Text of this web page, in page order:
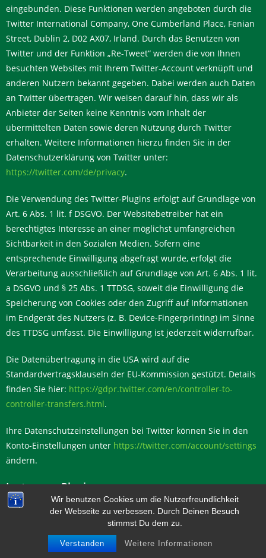
Wir benutzen Cookies um die Nutzerfreundlichkeit
der Webseite zu verbessen. Durch Deinen Besuch
stimmst Du dem zu.
Verstanden Weitere Informationen
eingebunden. Diese Funktionen werden angeboten durch die
Twitter International Company, One Cumberland Place, Fenian
Street, Dublin 2, D02 AX07, Irland. Durch das Benutzen von
Twitter und der Funktion „Re-Tweet“ werden die von Ihnen
besuchten Websites mit Ihrem Twitter-Account verknüpft und
anderen Nutzern bekannt gegeben. Dabei werden auch Daten
an Twitter übertragen. Wir weisen darauf hin, dass wir als
Anbieter der Seiten keine Kenntnis vom Inhalt der
übermittelten Daten sowie deren Nutzung durch Twitter
erhalten. Weitere Informationen hierzu finden Sie in der
Datenschutzerklärung von Twitter unter:
https://twitter.com/de/privacy.
Die Verwendung des Twitter-Plugins erfolgt auf Grundlage von
Art. 6 Abs. 1 lit. f DSGVO. Der Websitebetreiber hat ein
berechtigtes Interesse an einer möglichst umfangreichen
Sichtbarkeit in den Sozialen Medien. Sofern eine
entsprechende Einwilligung abgefragt wurde, erfolgt die
Verarbeitung ausschließlich auf Grundlage von Art. 6 Abs. 1 lit.
a DSGVO und § 25 Abs. 1 TTDSG, soweit die Einwilligung die
Speicherung von Cookies oder den Zugriff auf Informationen
im Endgerät des Nutzers (z. B. Device-Fingerprinting) im Sinne
des TTDSG umfasst. Die Einwilligung ist jederzeit widerrufbar.
Die Datenübertragung in die USA wird auf die
Standardvertragsklauseln der EU-Kommission gestützt. Details
finden Sie hier: https://gdpr.twitter.com/en/controller-to-
controller-transfers.html.
Ihre Datenschutzeinstellungen bei Twitter können Sie in den
Konto-Einstellungen unter https://twitter.com/account/settings
ändern.
Instagram Plugin
Auf dieser Website sind Funktionen des Dienstes Instagram
eingebunden. Diese Funktionen werden angeboten durch die
Meta Platforms Ireland Limited, 4 Grand Canal Square, Grand